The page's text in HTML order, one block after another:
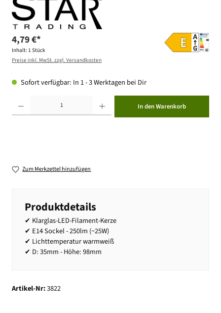
4,79 €*
Inhalt: 1 Stück
Preise inkl. MwSt. zzgl. Versandkosten
Sofort verfügbar: In 1 - 3 Werktagen bei Dir
In den Warenkorb
Zum Merkzettel hinzufügen
Produktdetails
✔ Klarglas-LED-Filament-Kerze
✔ E14 Sockel - 250lm (~25W)
✔ Lichttemperatur warmweiß
✔ D: 35mm - Höhe: 98mm
Artikel-Nr:3822